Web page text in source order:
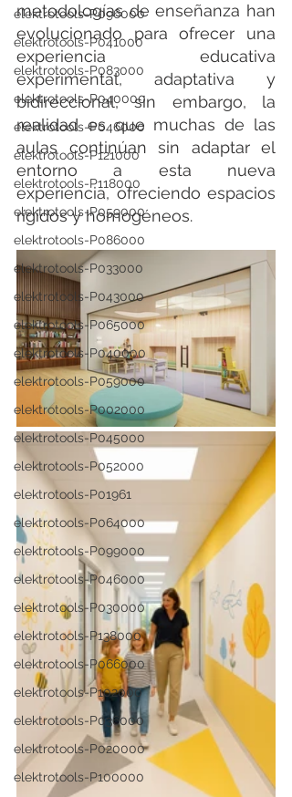
elektrotools-P096000
elektrotools-P041000
elektrotools-P083000
elektrotools-P040000
elektrotools-P046000
elektrotools-P121000
elektrotools-P118000
elektrotools-P059000
elektrotools-P086000
elektrotools-P033000
elektrotools-P043000
elektrotools-P065000
elektrotools-P040000
elektrotools-P059000
elektrotools-P002000
elektrotools-P045000
elektrotools-P052000
elektrotools-P01961
elektrotools-P064000
elektrotools-P099000
elektrotools-P046000
elektrotools-P030000
elektrotools-P138000
elektrotools-P066000
elektrotools-P102000
elektrotools-P036000
elektrotools-P020000
elektrotools-P100000
metodologías de enseñanza han
evolucionado para ofrecer una
experiencia educativa
experimental, adaptativa y
bidireccional, sin embargo, la
realidad es que muchas de las
aulas continúan sin adaptar el
entorno a esta nueva
experiencia, ofreciendo espacios
rígidos y homogéneos.